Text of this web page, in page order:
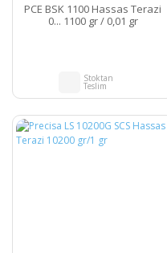
PCE BSK 1100 Hassas Terazi
0... 1100 gr / 0,01 gr
Stoktan
Teslim